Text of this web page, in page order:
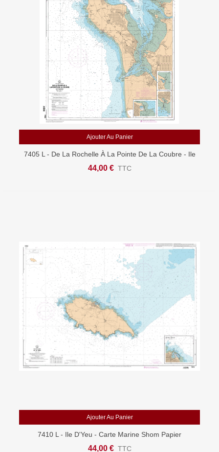
Ajouter Au Panier
7405 L - De La Rochelle À La Pointe De La Coubre - Ile
D'Oléron - Carte Marine Shom Papier
44,00 € TTC
Ajouter Au Panier
7410 L - Ile D'Yeu - Carte Marine Shom Papier
44,00 € TTC